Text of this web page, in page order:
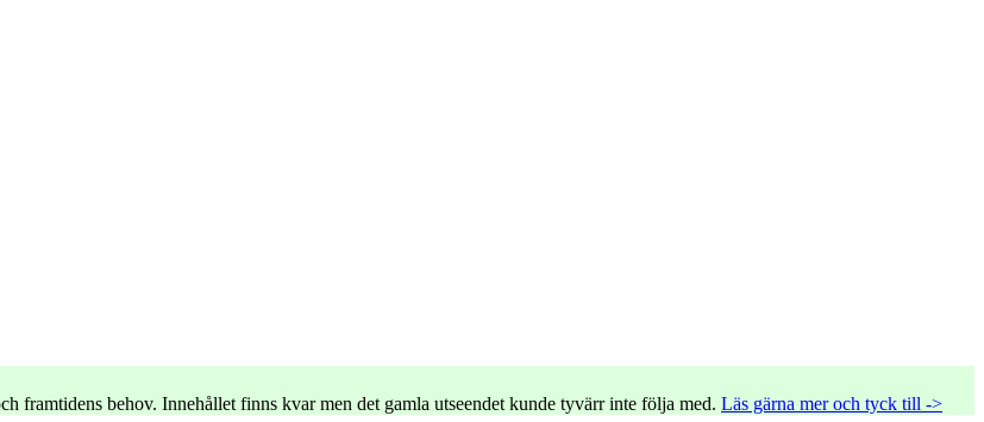
framtidens behov. Innehållet finns kvar men det gamla utseendet kunde tyvärr inte följa med. Läs gärna mer och tyck till ->